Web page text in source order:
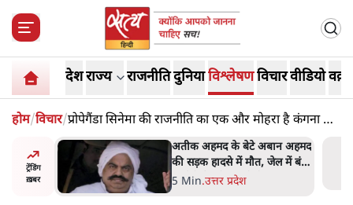
देशराज्य राजनीतिदुनियाविश्लेषणविचारवीडियो
होम/विचार/प्रोपेगैंडा सिनेमा की राजनीति का एक और मोहरा है कंगना की
"इमरजेंसी"!
ट्रेंडिंग
ख़बर
बोले थे-
अतीक अहमद के बेटे अबान अहमद
की सड़क हादसे में मौत, जेल में बंद
भाई से मिलने जा रहे थे
5 Min.उत्तर प्रदेश